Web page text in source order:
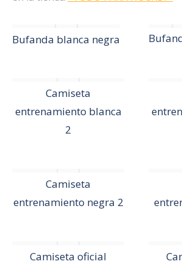
Bufanda blanca negra
Camiseta
entrenamiento blanca
2
Camiseta
entrenamiento negra 2
Camiseta oficial